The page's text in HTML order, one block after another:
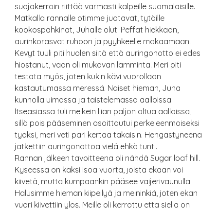
suojakerroin riittää varmasti kalpeille suomalaisille.
Matkalla rannalle otimme juotavat, tytöille
kookospähkinat, Juhalle olut. Peffat hiekkaan,
aurinkorasvat ruhoon ja pyyhkeelle makaamaan.
Kevyt tuuli piti huolen siitä että auringonotto ei edes
hiostanut, vaan oli mukavan lämmintä. Meri piti
testata myös, joten kukin kävi vuorollaan
kastautumassa meressä. Naiset hieman, Juha
kunnolla uimassa ja taistelemassa aalloissa.
Itseasiassa tuli melkein liian paljon oltua aalloissa,
sillä pois pääseminen osoittautui perkeleenmoiseksi
työksi, meri veti pari kertaa takaisin. Hengästyneenä
jatkettiin auringonottoa vielä ehkä tunti.
Rannan jälkeen tavoitteena oli nähdä Sugar loaf hill.
Kyseessä on kaksi isoa vuorta, joista ekaan voi
kiivetä, mutta kumpaankin pääsee vaijerivaunulla.
Halusimme hieman kiipeilyä ja meininkiä, joten ekan
vuori kiivettiin ylös. Meille oli kerrottu että siellä on